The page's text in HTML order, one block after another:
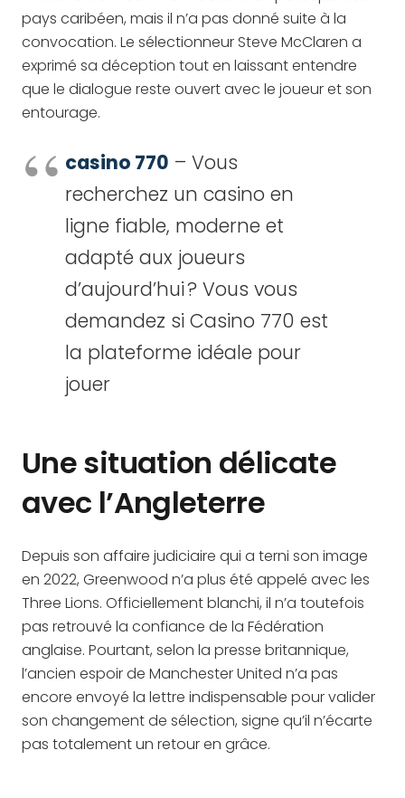
pays caribéen, mais il n’a pas donné suite à la
convocation. Le sélectionneur Steve McClaren a
exprimé sa déception tout en laissant entendre
que le dialogue reste ouvert avec le joueur et son
entourage.
casino 770 – Vous
recherchez un casino en
ligne fiable, moderne et
adapté aux joueurs
d’aujourd’hui ? Vous vous
demandez si Casino 770 est
la plateforme idéale pour
jouer
Une situation délicate
avec l’Angleterre
Depuis son affaire judiciaire qui a terni son image
en 2022, Greenwood n’a plus été appelé avec les
Three Lions. Officiellement blanchi, il n’a toutefois
pas retrouvé la confiance de la Fédération
anglaise. Pourtant, selon la presse britannique,
l’ancien espoir de Manchester United n’a pas
encore envoyé la lettre indispensable pour valider
son changement de sélection, signe qu’il n’écarte
pas totalement un retour en grâce.